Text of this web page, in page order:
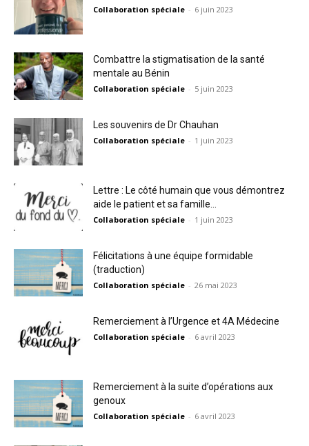
Collaboration spéciale - 6 juin 2023
Combattre la stigmatisation de la santé
mentale au Bénin
Collaboration spéciale - 5 juin 2023
Les souvenirs de Dr Chauhan
Collaboration spéciale - 1 juin 2023
Lettre : Le côté humain que vous démontrez
aide le patient et sa famille...
Collaboration spéciale - 1 juin 2023
Félicitations à une équipe formidable
(traduction)
Collaboration spéciale - 26 mai 2023
Remerciement à l’Urgence et 4A Médecine
Collaboration spéciale - 6 avril 2023
Remerciement à la suite d’opérations aux
genoux
Collaboration spéciale - 6 avril 2023